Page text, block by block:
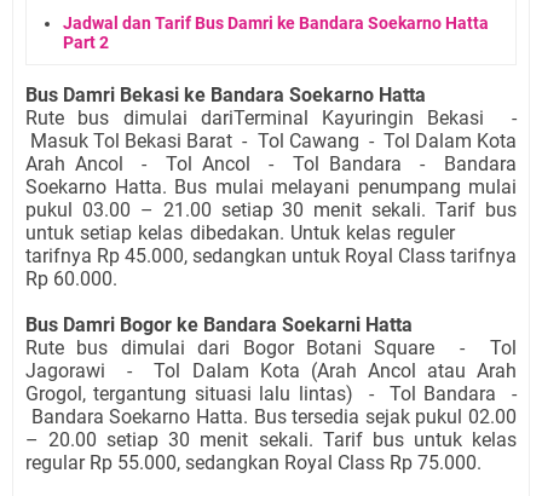
Jadwal dan Tarif Bus Damri ke Bandara Soekarno Hatta
Part 2
Bus Damri Bekasi ke Bandara Soekarno Hatta
Rute bus dimulai dariTerminal Kayuringin Bekasi -
Masuk Tol Bekasi Barat - Tol Cawang - Tol Dalam Kota
Arah Ancol - Tol Ancol - Tol Bandara - Bandara
Soekarno Hatta. Bus mulai melayani penumpang mulai
pukul 03.00 – 21.00 setiap 30 menit sekali. Tarif bus
untuk setiap kelas dibedakan. Untuk kelas reguler
tarifnya Rp 45.000, sedangkan untuk Royal Class tarifnya
Rp 60.000.
Bus Damri Bogor ke Bandara Soekarni Hatta
Rute bus dimulai dari Bogor Botani Square - Tol
Jagorawi - Tol Dalam Kota (Arah Ancol atau Arah
Grogol, tergantung situasi lalu lintas) - Tol Bandara -
Bandara Soekarno Hatta. Bus tersedia sejak pukul 02.00
– 20.00 setiap 30 menit sekali. Tarif bus untuk kelas
regular Rp 55.000, sedangkan Royal Class Rp 75.000.